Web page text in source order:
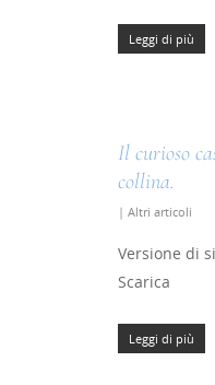
Leggi di più
Il curioso
collina.
| Altri articoli
Versione di
Scarica
Leggi di più